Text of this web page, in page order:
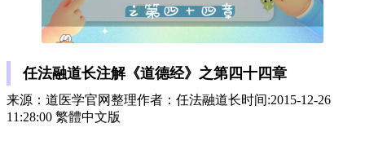
任法融道长注解《道德经》之第四十四章
来源：道医学官网整理作者：任法融道长时间:2015-12-26
11:28:00 繁體中文版